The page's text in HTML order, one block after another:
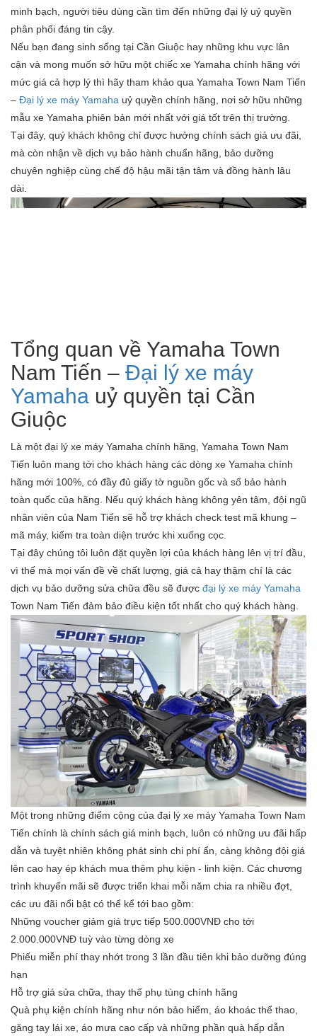
minh bạch, người tiêu dùng cần tìm đến những đại lý uỷ quyền
phân phối đáng tin cậy.
Nếu bạn đang sinh sống tại Cần Giuộc hay những khu vực lân
cận và mong muốn sở hữu một chiếc xe Yamaha chính hãng với
mức giá cả hợp lý thì hãy tham khảo qua Yamaha Town Nam Tiến
– Đại lý xe máy Yamaha uỷ quyền chính hãng, nơi sở hữu những
mẫu xe Yamaha phiên bản mới nhất với giá tốt trên thị trường.
Tại đây, quý khách không chỉ được hưởng chính sách giá ưu đãi,
mà còn nhận về dịch vụ bảo hành chuẩn hãng, bảo dưỡng
chuyên nghiệp cùng chế độ hậu mãi tận tâm và đồng hành lâu
dài.
Tổng quan về Yamaha Town
Nam Tiến – Đại lý xe máy
Yamaha uỷ quyền tại Cần
Giuộc
Là một đại lý xe máy Yamaha chính hãng, Yamaha Town Nam
Tiến luôn mang tới cho khách hàng các dòng xe Yamaha chính
hãng mới 100%, có đầy đủ giấy tờ nguồn gốc và sổ bảo hành
toàn quốc của hãng. Nếu quý khách hàng không yên tâm, đội ngũ
nhân viên của Nam Tiến sẽ hỗ trợ khách check test mã khung –
mã máy, kiểm tra toàn diện trước khi xuống cọc.
Tại đây chúng tôi luôn đặt quyền lợi của khách hàng lên vị trí đầu,
vì thế mà mọi vấn đề về chất lượng, giá cả hay thậm chí là các
dịch vụ bảo dưỡng sửa chữa đều sẽ được đại lý xe máy Yamaha
Town Nam Tiến đảm bảo điều kiện tốt nhất cho quý khách hàng.
Một trong những điểm cộng của đại lý xe máy Yamaha Town Nam
Tiến chính là chính sách giá minh bạch, luôn có những ưu đãi hấp
dẫn và tuyệt nhiên không phát sinh chi phí ẩn, càng không đội giá
lên cao hay ép khách mua thêm phụ kiện - linh kiện. Các chương
trình khuyến mãi sẽ được triển khai mỗi năm chia ra nhiều đợt,
các ưu đãi nổi bật có thể kể tới bao gồm:
Những voucher giảm giá trực tiếp 500.000VNĐ cho tới
2.000.000VNĐ tuỳ vào từng dòng xe
Phiếu miễn phí thay nhớt trong 3 lần đầu tiên khi bảo dưỡng đúng
hạn
Hỗ trợ giá sửa chữa, thay thế phụ tùng chính hãng
Quà phụ kiện chính hãng như nón bảo hiểm, áo khoác thể thao,
găng tay lái xe, áo mưa cao cấp và những phần quà hấp dẫn